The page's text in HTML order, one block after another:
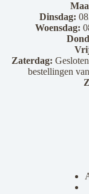
Dinsdag:
Woensdag:
Zaterdag:
bestellingen